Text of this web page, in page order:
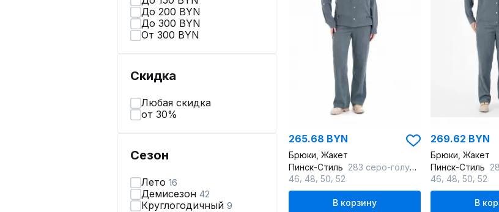
До 200 BYN
До 300 BYN
От 300 BYN
Скидка
Любая скидка
от 30%
Сезон
Лето 16
Демисезон 42
Круглогодичный 9
265.68 BYN
Брюки, Жакет
Пинск-Стиль 283 серо-голубой
46 48 50 52
В корзину
269.62 BYN
Брюки, Жакет
Пинск-Стиль
46 48 50 52
В